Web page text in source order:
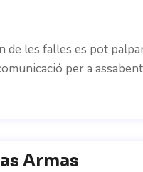
de les falles es pot
per a
Armas